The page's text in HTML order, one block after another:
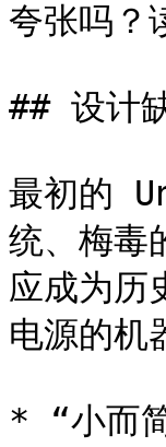
夸张吗？
## 设计
最初的
统、梅毒
应成为历
电源的机
* “小而